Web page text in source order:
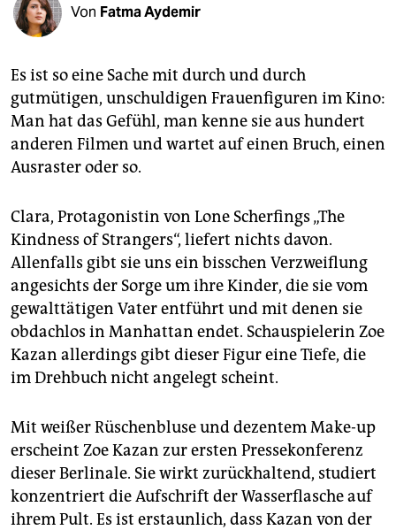
shop
unterstützen
abo
genossenschaft
Von Fatma Aydemir
Es ist so eine Sache mit durch und durch
gutmütigen, unschuldigen Frauenfiguren im Kino:
Man hat das Gefühl, man kenne sie aus hundert
anderen Filmen und wartet auf einen Bruch, einen
Ausraster oder so.
Clara, Protagonistin von Lone Scherfings „The
Kindness of Strangers“, liefert nichts davon.
Allenfalls gibt sie uns ein bisschen Verzweiflung
angesichts der Sorge um ihre Kinder, die sie vom
gewalttätigen Vater entführt und mit denen sie
obdachlos in Manhattan endet. Schauspielerin Zoe
Kazan allerdings gibt dieser Figur eine Tiefe, die
im Drehbuch nicht angelegt scheint.
Mit weißer Rüschenbluse und dezentem Make-up
erscheint Zoe Kazan zur ersten Pressekonferenz
dieser Berlinale. Sie wirkt zurückhaltend, studiert
konzentriert die Aufschrift der Wasserflasche auf
ihrem Pult. Es ist erstaunlich, dass Kazan von der